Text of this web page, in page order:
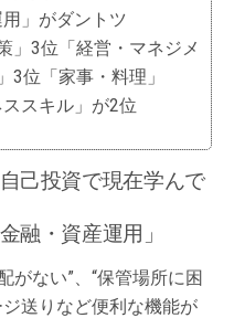
」がダントツ
」3位「経営・マネジメ
3位「家事・料理」
スキル」が2位
己投資で現在学んで
融・資産運用」
がない”、“保管場所に困
送りなど便利な機能が